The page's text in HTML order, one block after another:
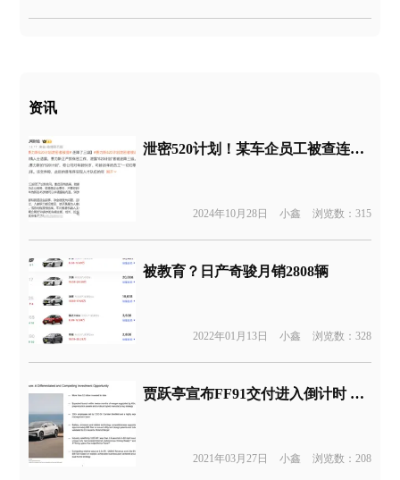
资讯
泄密520计划！某车企员工被查连降三级
2024年10月28日 小鑫 浏览数：315
被教育？日产奇骏月销2808辆
2022年01月13日 小鑫 浏览数：328
贾跃亭宣布FF91交付进入倒计时 网友：什么时候回国
2021年03月27日 小鑫 浏览数：208